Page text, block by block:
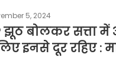
5, 2024
झूठ बोलकर सत्ता में
इनसे दूर रहिए :